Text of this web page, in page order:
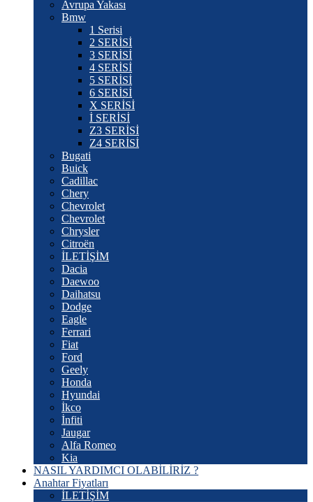
Avrupa Yakası
Bmw
1 Serisi
2 SERİSİ
3 SERİSİ
4 SERİSİ
5 SERİSİ
6 SERİSİ
X SERİSİ
İ SERİSİ
Z3 SERİSİ
Z4 SERİSİ
Bugati
Buick
Cadillac
Chery
Chevrolet
Chevrolet
Chrysler
Citroën
İLETİŞİM
Dacia
Daewoo
Daihatsu
Dodge
Eagle
Ferrari
Fiat
Ford
Geely
Honda
Hyundai
İkco
İnfiti
Jaugar
Alfa Romeo
Kia
NASIL YARDIMCI OLABİLİRİZ ?
Anahtar Fiyatları
İLETİŞİM